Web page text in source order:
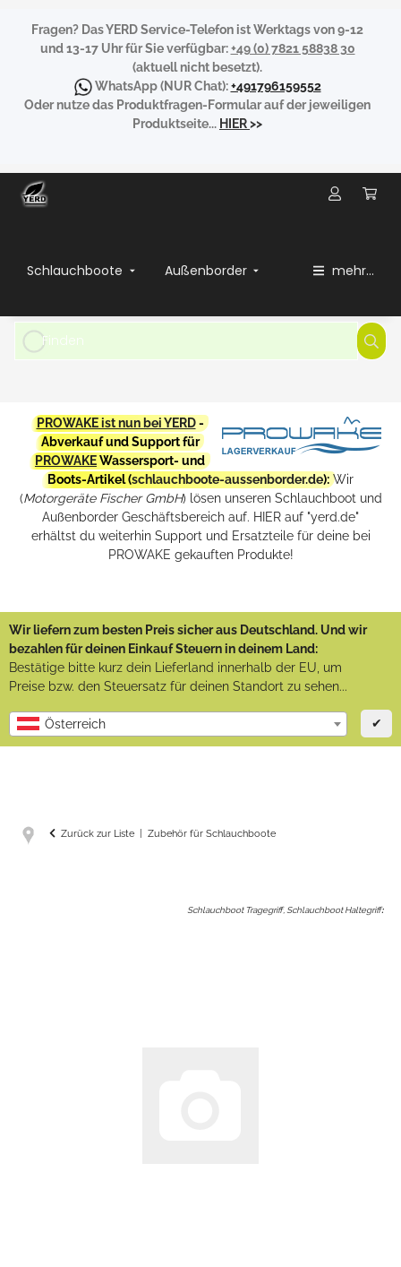
Fragen? Das YERD Service-Telefon ist Werktags von 9-12
und 13-17 Uhr für Sie verfügbar:+49 (0) 7821 58838 30
(aktuell nicht besetzt).
WhatsApp(NUR Chat):+491796159552
Oder nutze das Produktfragen-Formular auf der jeweiligen
Produktseite... HIER>>
Schlauchboote Außenborder mehr...
PROWAKE ist nun bei YERD-
Abverkauf und Support für
PROWAKEWassersport- und
Boots-Artikel (schlauchboote-aussenborder.de): Wir
(Motorgeräte Fischer GmbH) lösen unseren Schlauchboot und
Außenborder Geschäftsbereich auf. HIER auf "yerd.de"
erhältst du weiterhin Support und Ersatzteile für deine bei
PROWAKE gekauften Produkte!
Wir liefern zum besten Preis sicher aus Deutschland. Und wir
bezahlen für deinen Einkauf Steuern in deinem Land:
Bestätige bitte kurz dein Lieferland innerhalb der EU, um
Preise bzw. den Steuersatz für deinen Standort zu sehen...
Österreich ✔
Zurück zur Liste Zubehör für Schlauchboote
Schlauchboot Tragegriff, Schlauchboot Haltegriff: